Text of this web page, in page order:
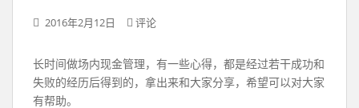
2016年2月12日 评论
长时间做场内现金管理，有一些心得，都是经过若干成功和
失败的经历后得到的，拿出来和大家分享，希望可以对大家
有帮助。